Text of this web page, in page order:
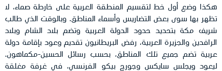
هكذا وضع أول خط لتقسيم المنطقة العربية على خارطة صماء، لا
تظهر بها سوى بعض التضاريس وأسماء المناطق. وبالوقت الذي طالب
شريف مكة بتحديد حدود الدولة العربية وتضم بلاد الشام وبلاد
الرافدين والجزيرة العربية، رفض البريطانيون تقديم وعود بإقامة دولة
عربية تضم جميع تلك المناطق، بحسب رسائل الحسين-مكماهون.
ليعود ويجلس سايكس وجورج بيكو الفرنسي، في غرفة مغلقة